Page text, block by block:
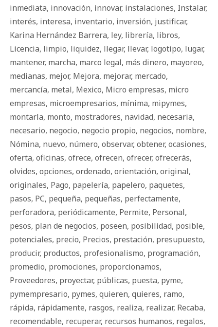
inmediata, innovación, innovar, instalaciones, Instalar,
interés, interesa, inventario, inversión, justificar,
Karina Hernández Barrera, ley, librería, libros,
Licencia, limpio, liquidez, llegar, llevar, logotipo, lugar,
mantener, marcha, marco legal, más dinero, mayoreo,
medianas, mejor, Mejora, mejorar, mercado,
mercancía, metal, Mexico, Micro empresas, micro
empresas, microempresarios, mínima, mipymes,
montarla, monto, mostradores, navidad, necesaria,
necesario, negocio, negocio propio, negocios, nombre,
Nómina, nuevo, número, observar, obtener, ocasiones,
oferta, oficinas, ofrece, ofrecen, ofrecer, ofrecerás,
olvides, opciones, ordenado, orientación, original,
originales, Pago, papelería, papelero, paquetes,
pasos, PC, pequeña, pequeñas, perfectamente,
perforadora, periódicamente, Permite, Personal,
pesos, plan de negocios, poseen, posibilidad, posible,
potenciales, precio, Precios, prestación, presupuesto,
producir, productos, profesionalismo, programación,
promedio, promociones, proporcionamos,
Proveedores, proyectar, públicas, puesta, pyme,
pymempresario, pymes, quieren, quieres, ramo,
rápida, rápidamente, rasgos, realiza, realizar, Recaba,
recomendable, recuperar, recursos humanos, regalos,